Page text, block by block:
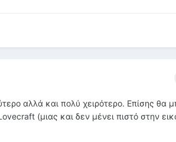
αλλά και πολύ χειρότερο. Επίσης θα
(μιας και δεν μένει πιστό στην